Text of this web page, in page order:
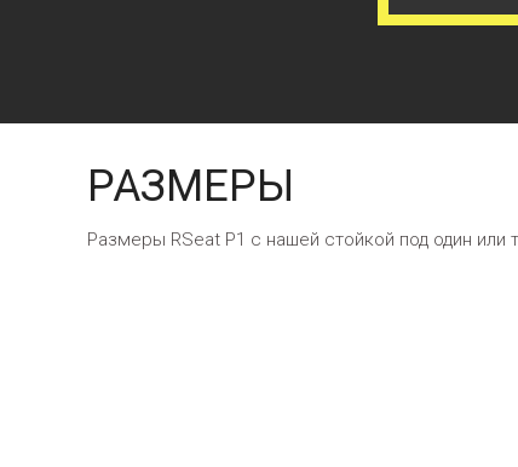
РАЗМЕРЫ
Размеры RSeat P1 с нашей стойкой под один или